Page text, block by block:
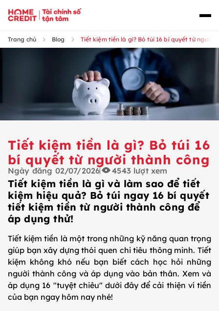
Trang chủ Blog Tiết kiệm tiền là gì? Bỏ túi 16 bí quyết từ người
Tiết kiệm tiền là gì? Bỏ túi 16
bí quyết từ người thành công
Ngày đăng 02/07/2026 4543 lượt xem
Tiết kiệm tiền là gì và làm sao để tiết
kiệm hiệu quả? Bỏ túi ngay 16 bí quyết
tiết kiệm tiền từ người thành công để
áp dụng thử!
Tiết kiệm tiền là một trong những kỹ năng quan trọng
giúp bạn xây dựng thói quen chi tiêu thông minh. Tiết
kiệm không khó nếu bạn biết cách học hỏi những
người thành công và áp dụng vào bản thân. Xem và
áp dụng 16 "tuyệt chiêu" dưới đây để cải thiện ví tiền
của bạn ngay hôm nay nhé!